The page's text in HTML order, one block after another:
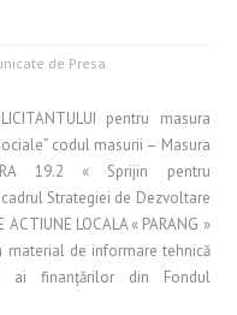
de Presa
pentru masura
codul masurii – Masura
19.2 « Sprijin pentru
Strategiei de Dezvoltare
ACTIUNE LOCALA « PARANG »
de informare tehnică
ai finanţărilor din Fondul